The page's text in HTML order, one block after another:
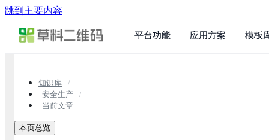
跳到主要内容
平台功能 应用方案 模板
知识库
安全生产
当前文章
本页总览